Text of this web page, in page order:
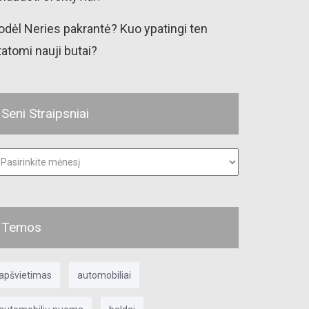
Neries pakrantė? Kuo ypatingi ten
nauji butai?
Seni Straipsniai
Temos
automobiliai